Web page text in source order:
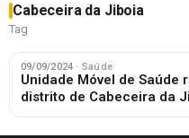
Cabeceira da Jiboia
Tag
09/09/2024 · Saúde
Unidade Móvel de Saúde
distrito de Cabeceira da